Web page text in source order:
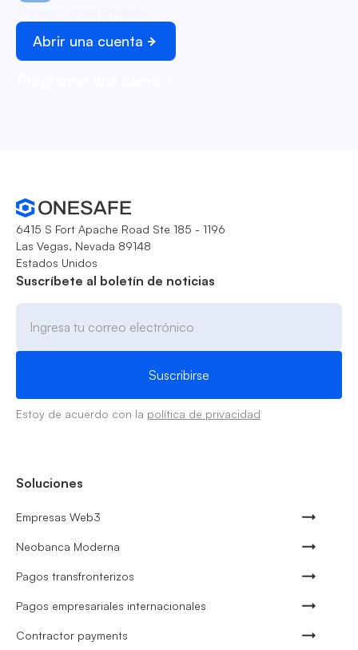
Abrir una cuenta
6415 S Fort Apache Road Ste 185 - 1196
Las Vegas, Nevada 89148
Estados Unidos
Suscríbete al boletín de noticias
Estoy de acuerdo con la política de privacidad
Soluciones
Empresas Web3
Neobanca Moderna
Pagos transfronterizos
Pagos empresariales internacionales
Contractor payments